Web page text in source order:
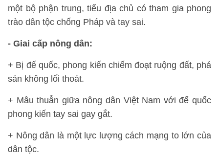
một bộ phận trung, tiểu địa chủ có tham gia phong
trào dân tộc chống Pháp và tay sai.
- Giai cấp nông dân:
+ Bị đế quốc, phong kiến chiếm đoạt ruộng đất, phá
sản không lối thoát.
+ Mâu thuẫn giữa nông dân Việt Nam với đế quốc
phong kiến tay sai gay gắt.
+ Nông dân là một lực lượng cách mạng to lớn của
dân tộc.